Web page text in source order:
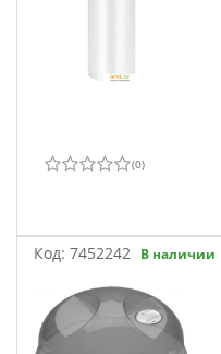
(0)
Код: 7452242 В наличии